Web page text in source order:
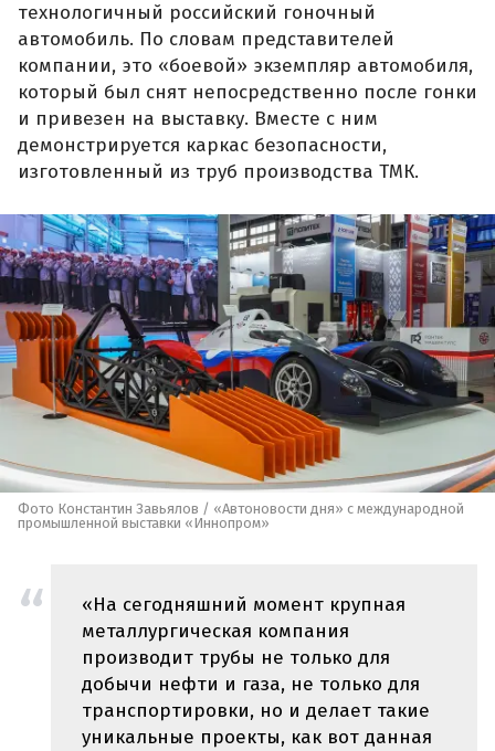
технологичный российский гоночный
автомобиль. По словам представителей
компании, это «боевой» экземпляр автомобиля,
который был снят непосредственно после гонки
и привезен на выставку. Вместе с ним
демонстрируется каркас безопасности,
изготовленный из труб производства ТМК.
Фото Константин Завьялов / «Автоновости дня» с международной
промышленной выставки «Иннопром»
«На сегодняшний момент крупная
металлургическая компания
производит трубы не только для
добычи нефти и газа, не только для
транспортировки, но и делает такие
уникальные проекты, как вот данная